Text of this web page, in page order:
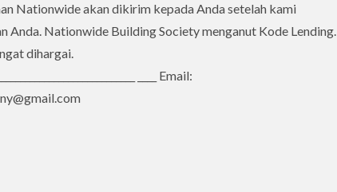
Nationwide akan dikirim kepada Anda setelah kami
Anda. Nationwide Building Society menganut Kode Lending.
dihargai.
____ Email: